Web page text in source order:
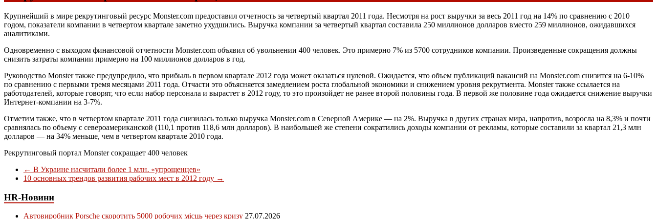
Крупнейший в мире рекрутинговый ресурс Monster.com предоставил отчетность за четвертый квартал 2011 года. Несмотря на рост выручки за весь 2011 год на 14% по сравнению с 2010
годом, показатели компании в четвертом квартале заметно ухудшились. Выручка компании за четвертый квартал составила 250 миллионов долларов вместо 259 миллионов, ожидавшихся
аналитиками.
Одновременно с выходом финансовой отчетности Monster.com объявил об увольнении 400 человек. Это примерно 7% из 5700 сотрудников компании. Произведенные сокращения должны
снизить затраты компании примерно на 100 миллионов долларов в год.
Руководство Monster также предупредило, что прибыль в первом квартале 2012 года может оказаться нулевой. Ожидается, что объем публикаций вакансий на Monster.com снизится на 6-10%
по сравнению с первыми тремя месяцами 2011 года. Отчасти это объясняется замедлением роста глобальной экономики и снижением уровня рекрутмента. Monster также ссылается на
работодателей, которые говорят, что если набор персонала и вырастет в 2012 году, то это произойдет не ранее второй половины года. В первой же половине года ожидается снижение выручки
Интернет-компании на 3-7%.
Отметим также, что в четвертом квартале 2011 года снизилась только выручка Monster.com в Северной Америке — на 2%. Выручка в других странах мира, напротив, возросла на 8,3% и почти
сравнялась по объему с североамериканской (110,1 против 118,6 млн долларов). В наибольшей же степени сократились доходы компании от рекламы, которые составили за квартал 21,3 млн
долларов — на 34% меньше, чем в четвертом квартале 2010 года.
Рекрутинговый портал Monster сокращает 400 человек
← В Украине насчитали более 1 млн. «упрощенцев»
10 основных трендов развития рабочих мест в 2012 году →
HR-Новини
Автовиробник Porsche скоротить 5000 робочих місць через кризу 27.07.2026